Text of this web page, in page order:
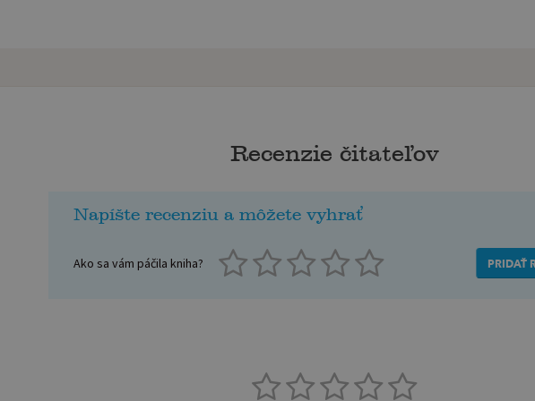
Recenzie čitateľov
Napíšte recenziu a môžete vyhrať
Ako sa vám páčila kniha? PRIDAŤ